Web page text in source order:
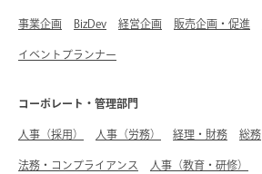
事業企画 BizDev 経営企画 販売企画・促進
イベントプランナー
コーポレート・管理部門
人事（採用） 人事（労務） 経理・財務 総務
法務・コンプライアンス 人事（教育・研修）